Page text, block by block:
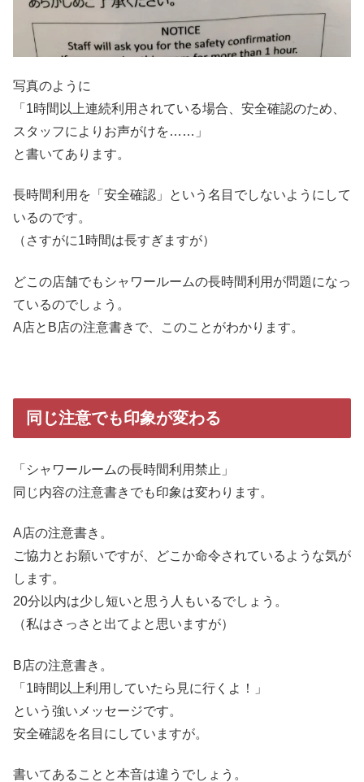
写真のように
「1時間以上連続利用されている場合、安全確認のため、
スタッフによりお声がけを……」
と書いてあります。
長時間利用を「安全確認」という名目でしないようにして
いるのです。
（さすがに1時間は長すぎますが）
どこの店舗でもシャワールームの長時間利用が問題になっ
ているのでしょう。
A店とB店の注意書きで、このことがわかります。
同じ注意でも印象が変わる
「シャワールームの長時間利用禁止」
同じ内容の注意書きでも印象は変わります。
A店の注意書き。
ご協力とお願いですが、どこか命令されているような気が
します。
20分以内は少し短いと思う人もいるでしょう。
（私はさっさと出てよと思いますが）
B店の注意書き。
「1時間以上利用していたら見に行くよ！」
という強いメッセージです。
安全確認を名目にしていますが。
書いてあることと本音は違うでしょう。